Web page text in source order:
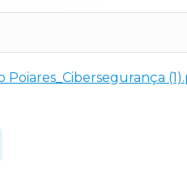
Poiares_Cibersegurança